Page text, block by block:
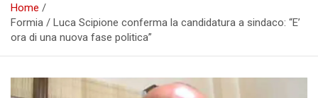
Home
Formia / Luca Scipione conferma la candidatura a sindaco: “E’
ora di una nuova fase politica”